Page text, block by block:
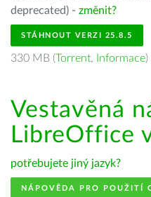
deprecated) - změnit?
STÁHNOUT VERZI 25.8.5
330 MB (Torrent, Informace)
Vestavěná
LibreOffice
potřebujete jiný jazyk?
NÁPOVĚDA PRO POUŽITÍ